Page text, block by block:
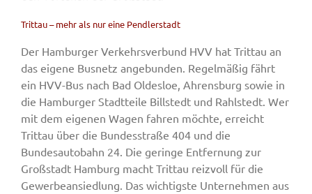
Trittau – mehr als nur eine Pendlerstadt
Der Hamburger Verkehrsverbund HVV hat Trittau an
das eigene Busnetz angebunden. Regelmäßig fährt
ein HVV-Bus nach Bad Oldesloe, Ahrensburg sowie in
die Hamburger Stadtteile Billstedt und Rahlstedt. Wer
mit dem eigenen Wagen fahren möchte, erreicht
Trittau über die Bundesstraße 404 und die
Bundesautobahn 24. Die geringe Entfernung zur
Großstadt Hamburg macht Trittau reizvoll für die
Gewerbeansiedlung. Das wichtigste Unternehmen aus